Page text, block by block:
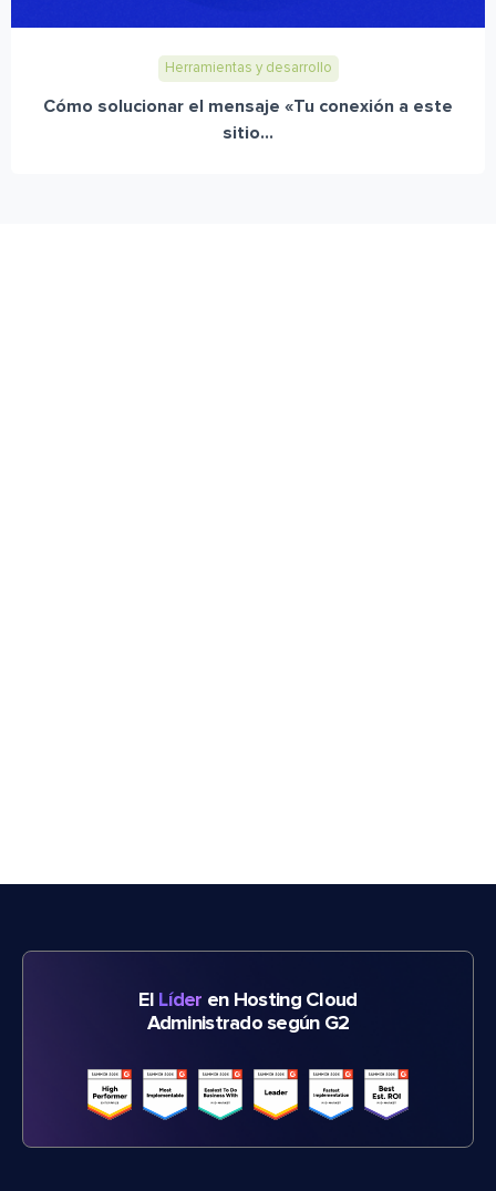
Herramientas y desarrollo
Cómo solucionar el mensaje «Tu conexión a este
sitio...
El Líder en Hosting Cloud
Administrado según G2